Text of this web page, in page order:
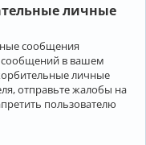
личные
сообщения
сообщений в вашем
личные
отправьте жалобы на
пользователю